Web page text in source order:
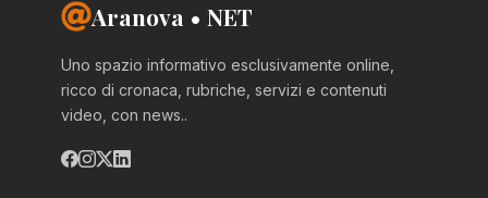
Aranova • NET
Uno spazio informativo esclusivamente online,
ricco di cronaca, rubriche, servizi e contenuti
video, con news..